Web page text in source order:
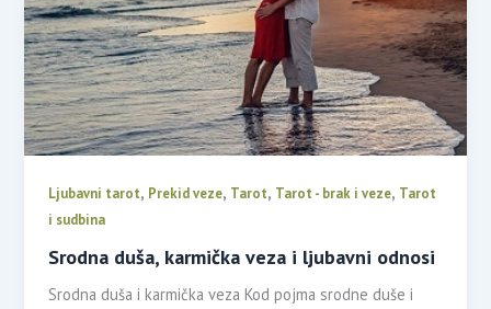
Ljubavni tarot, Prekid veze, Tarot, Tarot - brak i veze, Tarot
i sudbina
Srodna duša, karmička veza i ljubavni odnosi
Srodna duša i karmička veza Kod pojma srodne duše i